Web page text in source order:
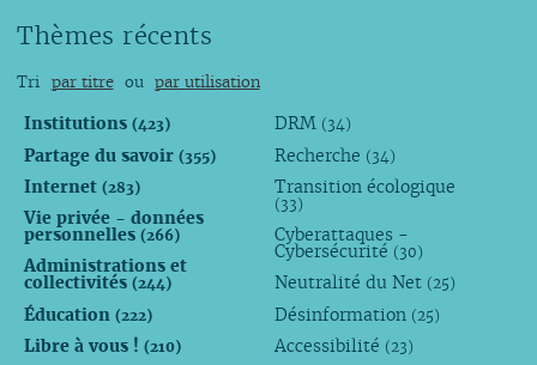
Thèmes récents
Tri par titre ou par utilisation
Institutions (423)
Partage du savoir (355)
Internet (283)
Vie privée - données
personnelles (266)
Administrations et
collectivités (244)
Éducation (222)
Libre à vous ! (210)
DRM (34)
Recherche (34)
Transition écologique
(33)
Cyberattaques -
Cybersécurité (30)
Neutralité du Net (25)
Désinformation (25)
Accessibilité (23)